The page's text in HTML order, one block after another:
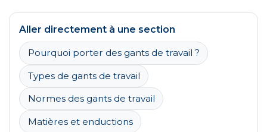
Aller directement à une section
Pourquoi porter des gants de travail ?
Types de gants de travail
Normes des gants de travail
Matières et enductions